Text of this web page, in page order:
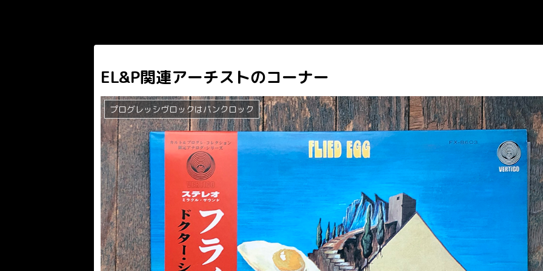
EL&P関連アーチストのコーナー
プログレッシヴロックはパンクロック